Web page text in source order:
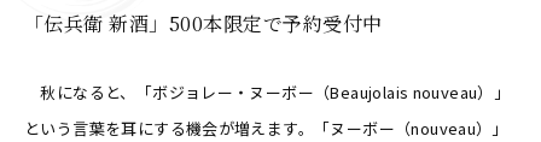
「伝兵衛 新酒」500本限定で予約受付中
秋になると、「ボジョレー・ヌーボー（Beaujolais nouveau）」
という言葉を耳にする機会が増えます。「ヌーボー（nouveau）」